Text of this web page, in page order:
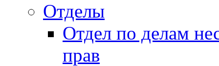
Отделы
Отдел по делам
прав